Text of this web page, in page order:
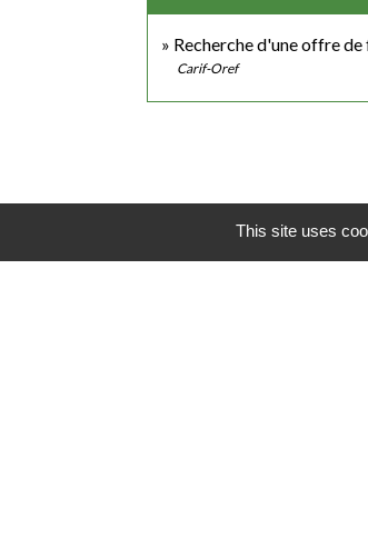
Recherche d'une offre
Carif-Oref
This site uses